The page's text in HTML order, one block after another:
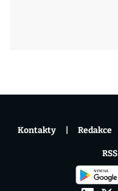
Kontakty Redakce
RSS